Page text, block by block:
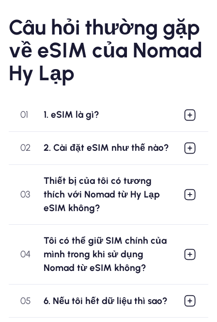
Câu hỏi thường gặp
về eSIM của Nomad
Hy Lạp
01 1. eSIM là gì?
02 2. Cài đặt eSIM như thế nào?
03
Thiết bị của tôi có tương
thích với Nomad từ Hy Lạp
eSIM không?
04
Tôi có thể giữ SIM chính của
mình trong khi sử dụng
Nomad từ eSIM không?
05 6. Nếu tôi hết dữ liệu thì sao?